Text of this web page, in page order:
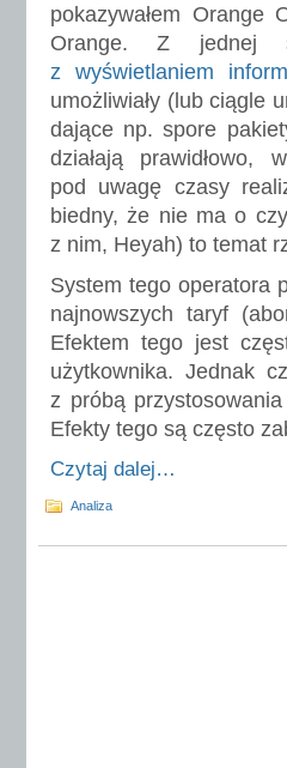
pokazywałem Orange
Orange. Z jednej
z wyświetlaniem
umożliwiały (lub ciągle
dające np. spore
działają
pod uwagę czasy
biedny, że nie ma o
z nim, Heyah) to temat
System tego operatora
najnowszych taryf
Efektem tego jest
użytkownika. Jednak
z próbą
Efekty tego są często
Czytaj dalej…
Analiza